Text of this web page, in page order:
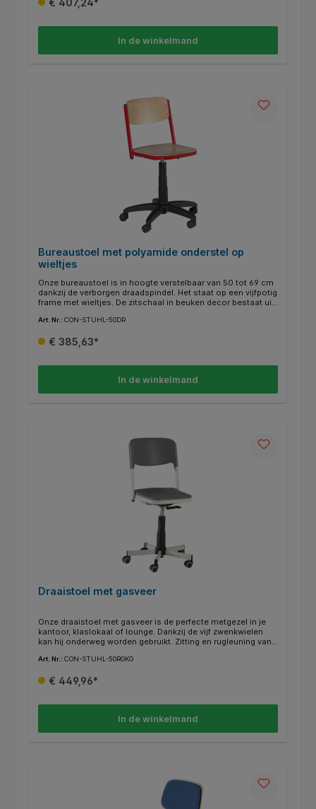
€ 407,24*
In de winkelmand
Bureaustoel met polyamide onderstel op
wieltjes
Onze bureaustoel is in hoogte verstelbaar van 50 tot 69 cm
dankzij de verborgen draadspindel. Het staat op een vijfpotig
frame met wieltjes. De zitschaal in beuken decor bestaat uit
losschroeven.
Art. Nr.: CON-STUHL-50DR
€ 385,63*
In de winkelmand
Draaistoel met gasveer
Onze draaistoel met gasveer is de perfecte metgezel in je
kantoor, klaslokaal of lounge. Dankzij de vijf zwenkwielen
kan hij onderweg worden gebruikt. Zitting en rugleuning van
robuust. De RAL-kleur is selecteerbaar.
Art. Nr.: CON-STUHL-50RGKG
€ 449,96*
In de winkelmand